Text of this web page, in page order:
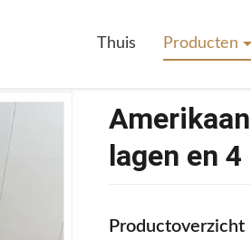
Thuis Producten
lagen en
Productoverzicht